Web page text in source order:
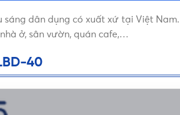
dân dụng có xuất xứ tại Việt
ở, sân vườn, quán cafe,…
40